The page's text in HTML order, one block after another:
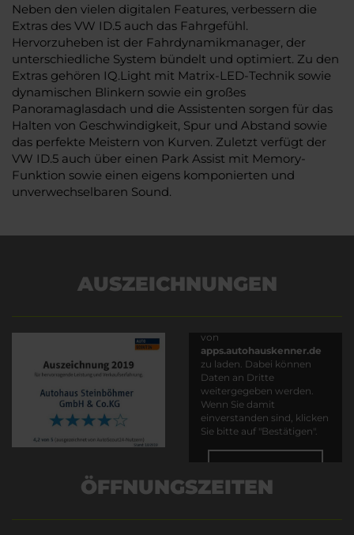
Neben den vielen digitalen Features, verbessern die
Extras des VW ID.5 auch das Fahrgefühl.
Hervorzuheben ist der Fahrdynamikmanager, der
unterschiedliche System bündelt und optimiert. Zu den
Extras gehören IQ.Light mit Matrix-LED-Technik sowie
dynamischen Blinkern sowie ein großes
Panoramaglasdach und die Assistenten sorgen für das
Halten von Geschwindigkeit, Spur und Abstand sowie
das perfekte Meistern von Kurven. Zuletzt verfügt der
VW ID.5 auch über einen Park Assist mit Memory-
Funktion sowie einen eigens komponierten und
unverwechselbaren Sound.
AUSZEICHNUNGEN
von
apps.autohauskenner.de
zu laden. Dabei können
Daten an Dritte
weitergegeben werden.
Wenn Sie damit
einverstanden sind, klicken
Sie bitte auf "Bestätigen".
ÖFFNUNGSZEITEN